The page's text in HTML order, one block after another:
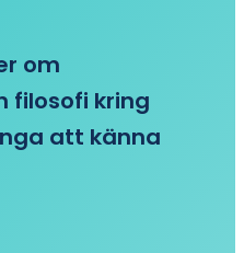
om
filosofi kring
att känna